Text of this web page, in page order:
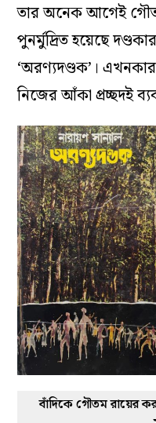
তার অনেক আগেই
পুনর্মুদ্রিত হয়েছে
‘অরণ্যদণ্ডক’।
নিজের আঁকা প্রচ্ছদই
বাঁদিকে গৌতম রায়ের